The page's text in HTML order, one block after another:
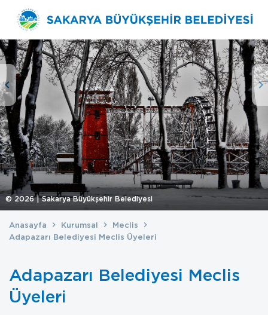
© 2026| Sakarya Büyükşehir Belediyesi
Anasayfa Kurumsal
Meclis
Adapazarı Belediyesi Meclis Üyeleri
Adapazarı Belediyesi Meclis
Üyeleri